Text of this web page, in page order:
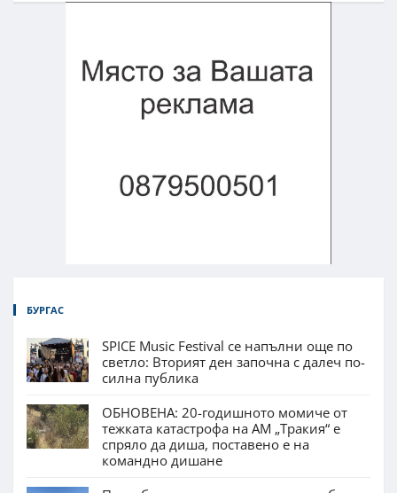
БУРГАС
SPICE Music Festival се напълни още по
светло: Вторият ден започна с далеч по-
силна публика
ОБНОВЕНА: 20-годишното момиче от
тежката катастрофа на АМ „Тракия“ е
спряло да диша, поставено е на
командно дишане